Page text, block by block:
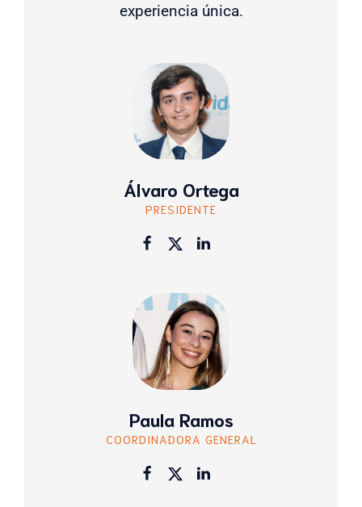
experiencia única.
Álvaro Ortega
PRESIDENTE
Paula Ramos
COORDINADORA GENERAL